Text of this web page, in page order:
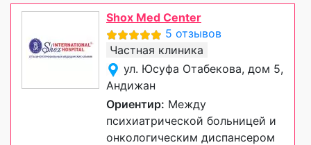
Shox Med Center
5 отзывов
Частная клиника
ул. Юсуфа Отабекова, дом 5,
Андижан
Ориентир: Между
психиатрической больницей и
онкологическим диспансером